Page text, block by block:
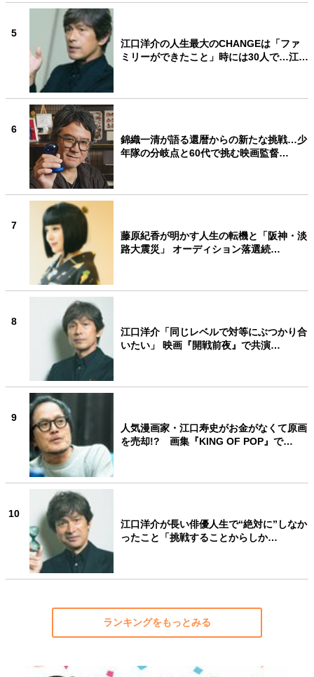
5
江口洋介の人生最大のCHANGEは「ファ
ミリーができたこと」時には30人で…江…
6
錦織一清が語る還暦からの新たな挑戦…少
年隊の分岐点と60代で挑む映画監督…
7
藤原紀香が明かす人生の転機と「阪神・淡
路大震災」 オーディション落選続…
8
江口洋介「同じレベルで対等にぶつかり合
いたい」 映画『開戦前夜』で共演…
9
人気漫画家・江口寿史がお金がなくて原画
を売却!? 画集『KING OF POP』で…
10
江口洋介が長い俳優人生で“絶対に”しなか
ったこと「挑戦することからしか…
ランキングをもっとみる